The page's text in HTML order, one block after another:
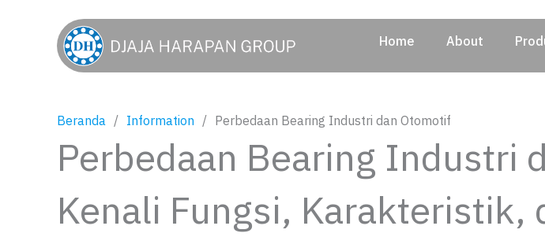
Home About
Beranda Information Perbedaan Bearing Industri dan Otomotif
Perbedaan Bearing Industri
Kenali Fungsi, Karakteristik,